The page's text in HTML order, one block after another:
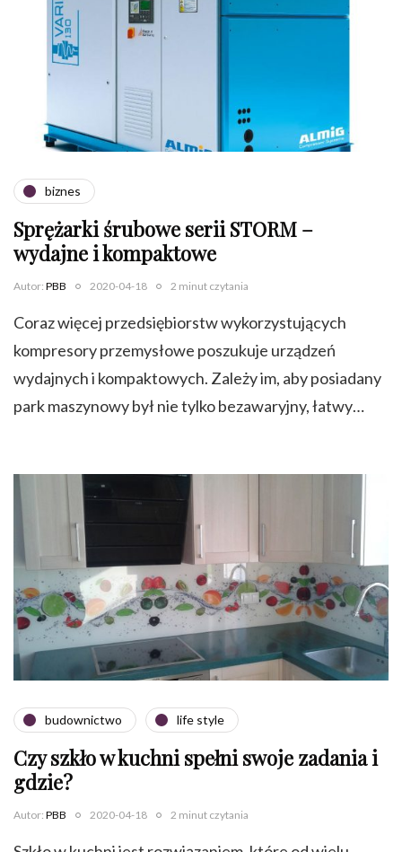
biznes
Sprężarki śrubowe serii STORM –
wydajne i kompaktowe
Autor: PBB 2020-04-18 2 minut czytania
Coraz więcej przedsiębiorstw wykorzystujących
kompresory przemysłowe poszukuje urządzeń
wydajnych i kompaktowych. Zależy im, aby posiadany
park maszynowy był nie tylko bezawaryjny, łatwy…
budownictwo life style
Czy szkło w kuchni spełni swoje zadania i
gdzie?
Autor: PBB 2020-04-18 2 minut czytania